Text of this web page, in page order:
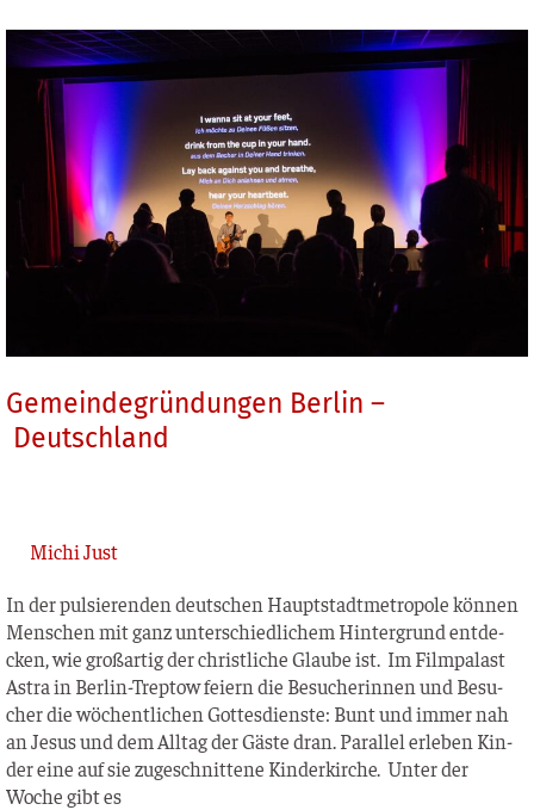
Gemeindegründungen Berlin –
Deutschland
Michi Just
In der pul­sie­ren­den deut­schen Haupt­stadt­me­tro­po­le kön­nen
Men­schen mit ganz unter­schied­li­chem Hin­ter­grund ent­de­
cken, wie groß­ar­tig der christ­li­che Glau­be ist. Im Film­pa­last
Astra in Ber­­lin-Trep­­tow fei­ern die Besu­che­rin­nen und Besu­
cher die wöchent­li­chen Got­tes­diens­te: Bunt und immer nah
an Jesus und dem All­tag der Gäs­te dran. Par­al­lel erle­ben Kin­
der eine auf sie zuge­schnit­te­ne Kin­der­kir­che. Unter der
Woche gibt es
Gemeindegründungen
Berlin
Deutschland